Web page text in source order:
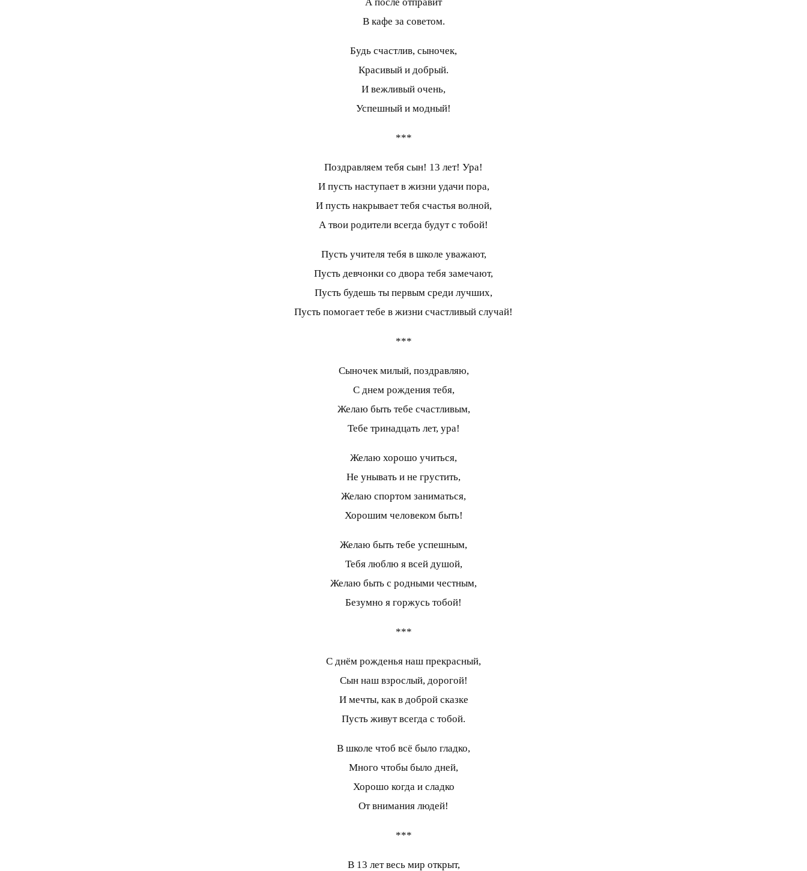
В кафе за советом.
Будь счастлив, сыночек,
Красивый и добрый.
И вежливый очень,
Успешный и модный!
***
Поздравляем тебя сын! 13 лет! Ура!
И пусть наступает в жизни удачи пора,
И пусть накрывает тебя счастья волной,
А твои родители всегда будут с тобой!
Пусть учителя тебя в школе уважают,
Пусть девчонки со двора тебя замечают,
Пусть будешь ты первым среди лучших,
Пусть помогает тебе в жизни счастливый случай!
***
Сыночек милый, поздравляю,
С днем рождения тебя,
Желаю быть тебе счастливым,
Тебе тринадцать лет, ура!
Желаю хорошо учиться,
Не унывать и не грустить,
Желаю спортом заниматься,
Хорошим человеком быть!
Желаю быть тебе успешным,
Тебя люблю я всей душой,
Желаю быть с родными честным,
Безумно я горжусь тобой!
***
С днём рожденья наш прекрасный,
Сын наш взрослый, дорогой!
И мечты, как в доброй сказке
Пусть живут всегда с тобой.
В школе чтоб всё было гладко,
Много чтобы было дней,
Хорошо когда и сладко
От внимания людей!
***
В 13 лет весь мир открыт,